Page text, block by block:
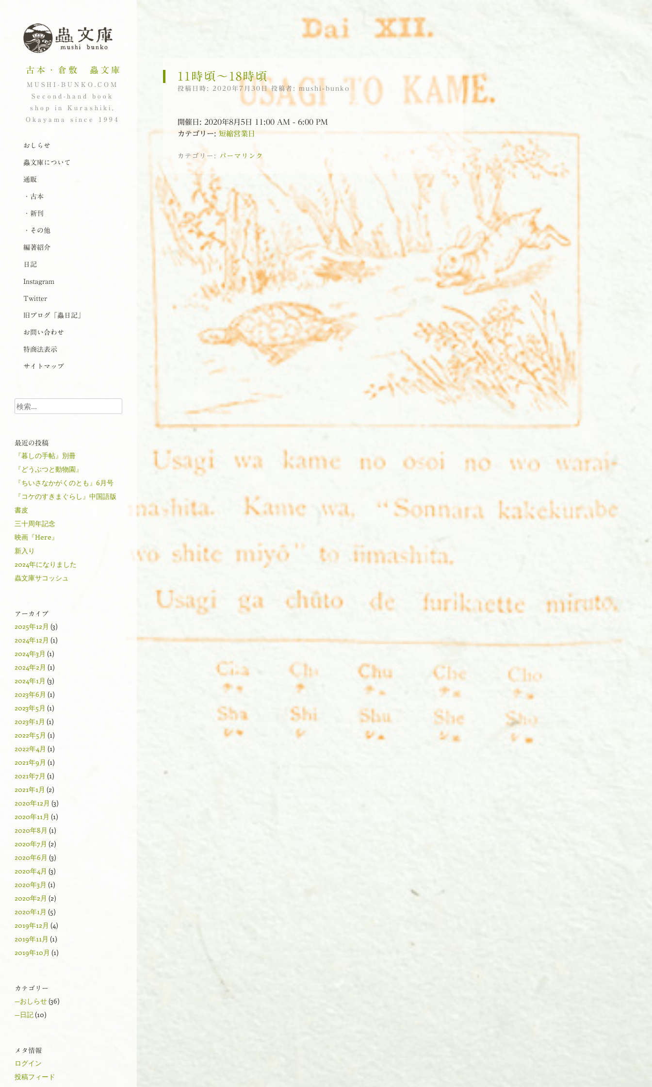
古本・倉敷 蟲文庫
MUSHI-BUNKO.COM
Second-hand book
shop in Kurashiki,
Okayama since 1994
ナビゲーション
コンテンツへスキップ
おしらせ
蟲文庫について
通販
・古本
・新刊
・その他
編著紹介
日記
Instagram
Twitter
旧ブログ「蟲日記」
お問い合わせ
特商法表示
サイトマップ
11時頃〜18時頃
投稿日時: 2020年7月30日投稿者: mushi-bunko
開催日: 2020年8月5日 11:00 AM - 6:00 PM
カテゴリー: 短縮営業日
カテゴリー: パーマリンク
投稿ナビゲーション
検索
最近の投稿
『暮しの手帖』別冊
『どうぶつと動物園』
『ちいさなかがくのとも』6月号
『コケのすきまぐらし』中国語版
書皮
三十周年記念
映画『Here』
新入り
2024年になりました
蟲文庫サコッシュ
アーカイブ
2025年12月 (3)
2024年12月 (1)
2024年3月 (1)
2024年2月 (1)
2024年1月 (3)
2023年6月 (1)
2023年5月 (1)
2023年1月 (1)
2022年5月 (1)
2022年4月 (1)
2021年9月 (1)
2021年7月 (1)
2021年1月 (2)
2020年12月 (3)
2020年11月 (1)
2020年8月 (1)
2020年7月 (2)
2020年6月 (3)
2020年4月 (3)
2020年3月 (1)
2020年2月 (2)
2020年1月 (5)
2019年12月 (4)
2019年11月 (1)
2019年10月 (1)
カテゴリー
—おしらせ(36)
—日記(10)
メタ情報
ログイン
投稿フィード